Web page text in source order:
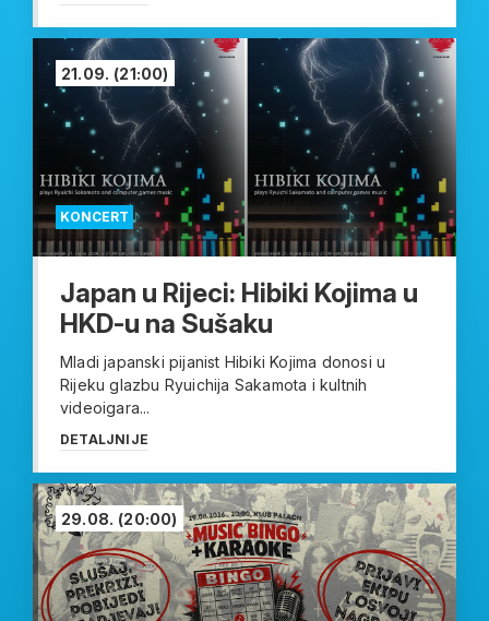
KONCERT
21.09. (21:00)
Japan u Rijeci: Hibiki Kojima u
HKD-u na Sušaku
Mladi japanski pijanist Hibiki Kojima donosi u
Rijeku glazbu Ryuichija Sakamota i kultnih
videoigara...
DETALJNIJE
29.08. (20:00)